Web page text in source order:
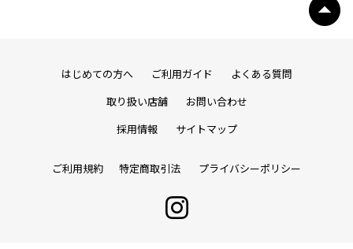
はじめての方へ ご利用ガイド よくある質問
取り扱い店舗 お問い合わせ
採用情報 サイトマップ
ご利用規約 特定商取引法 プライバシーポリシー